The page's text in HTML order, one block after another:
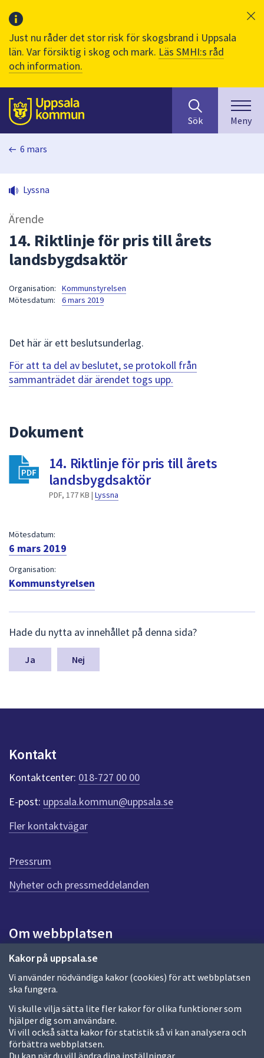
Just nu råder det stor risk för skogsbrand i Uppsala
län. Var försiktig i skog och mark. Läs SMHI:s råd
och information.
Till sidans
huvudinnehåll
efter
innehåll
på
sökfältet
kommer
för
att
navigera
för
Sök Meny
Kakor på uppsala.se
Vi använder nödvändiga kakor (cookies) för att webbplatsen
ska fungera.
Vi skulle vilja sätta lite fler kakor för olika funktioner som
hjälper dig som användare.
Vi vill också sätta kakor för statistik så vi kan analysera och
förbättra webbplatsen.
Du kan när du vill ändra dina inställningar.
6 mars
Lyssna
Ärende
14. Riktlinje för pris till årets
landsbygdsaktör
Organisation:
Kommunstyrelsen
Mötesdatum:
6 mars 2019
Det här är ett beslutsunderlag.
För att ta del av beslutet, se protokoll från
sammanträdet där ärendet togs upp.
Dokument
14. Riktlinje för pris till årets
landsbygdsaktör
PDF, 177 KB | Lyssna
Mötesdatum:
6 mars 2019
Organisation:
Kommunstyrelsen
ä
m
a
n
k
t
e
r
f
ö
r
e
n
n
a
d
a
Hade du nytta av innehållet på denna sida?
Nej
Kontakt
Kontaktcenter: 018-727 00 00
E-post: uppsala.kommun@uppsala.se
Fler kontaktvägar
Pressrum
Nyheter och pressmeddelanden
Om webbplatsen
Om webbplatsen
Allmänna handlingar och diarium
Behandling av personuppgifter
Kakor
Språk (other languages)